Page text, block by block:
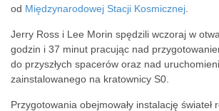
od Międzynarodowej Stacji Kosmicznej
Jerry Ross i Lee Morin spędzili wczoraj w
godzin i 37 minut pracując nad
do przyszłych spacerów oraz nad
zainstalowanego na kratownicy S0.
Przygotowania obejmowały instalację świateł